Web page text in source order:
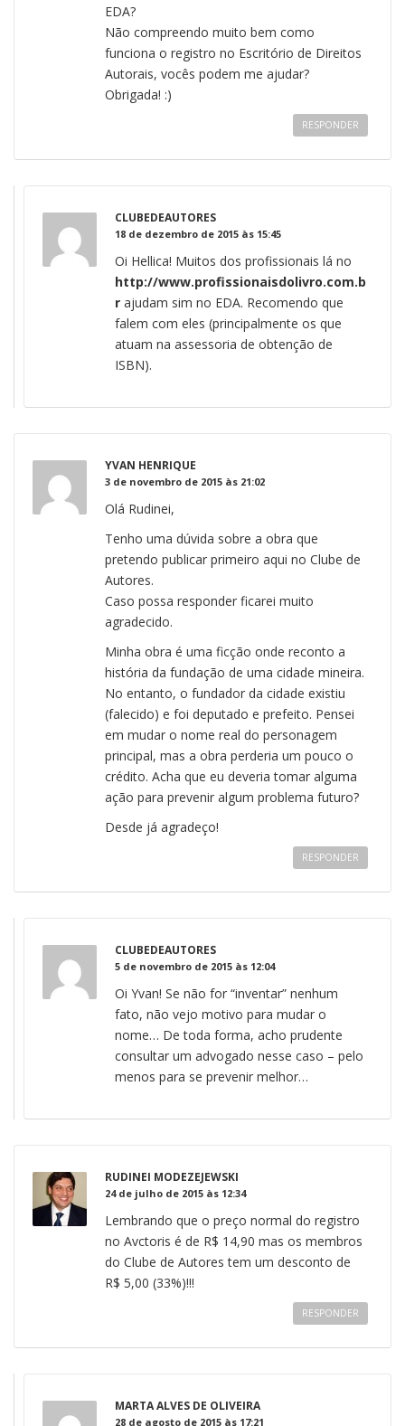
EDA?
Não compreendo muito bem como
funciona o registro no Escritório de Direitos
Autorais, vocês podem me ajudar?
Obrigada! :)
RESPONDER
CLUBEDEAUTORES
18 de dezembro de 2015 às 15:45
Oi Hellica! Muitos dos profissionais lá no
http://www.profissionaisdolivro.com.b
r ajudam sim no EDA. Recomendo que
falem com eles (principalmente os que
atuam na assessoria de obtenção de
ISBN).
YVAN HENRIQUE
3 de novembro de 2015 às 21:02
Olá Rudinei,
Tenho uma dúvida sobre a obra que
pretendo publicar primeiro aqui no Clube de
Autores.
Caso possa responder ficarei muito
agradecido.
Minha obra é uma ficção onde reconto a
história da fundação de uma cidade mineira.
No entanto, o fundador da cidade existiu
(falecido) e foi deputado e prefeito. Pensei
em mudar o nome real do personagem
principal, mas a obra perderia um pouco o
crédito. Acha que eu deveria tomar alguma
ação para prevenir algum problema futuro?
Desde já agradeço!
RESPONDER
CLUBEDEAUTORES
5 de novembro de 2015 às 12:04
Oi Yvan! Se não for “inventar” nenhum
fato, não vejo motivo para mudar o
nome… De toda forma, acho prudente
consultar um advogado nesse caso – pelo
menos para se prevenir melhor…
RUDINEI MODEZEJEWSKI
24 de julho de 2015 às 12:34
Lembrando que o preço normal do registro
no Avctoris é de R$ 14,90 mas os membros
do Clube de Autores tem um desconto de
R$ 5,00 (33%)!!!
RESPONDER
MARTA ALVES DE OLIVEIRA
28 de agosto de 2015 às 17:21